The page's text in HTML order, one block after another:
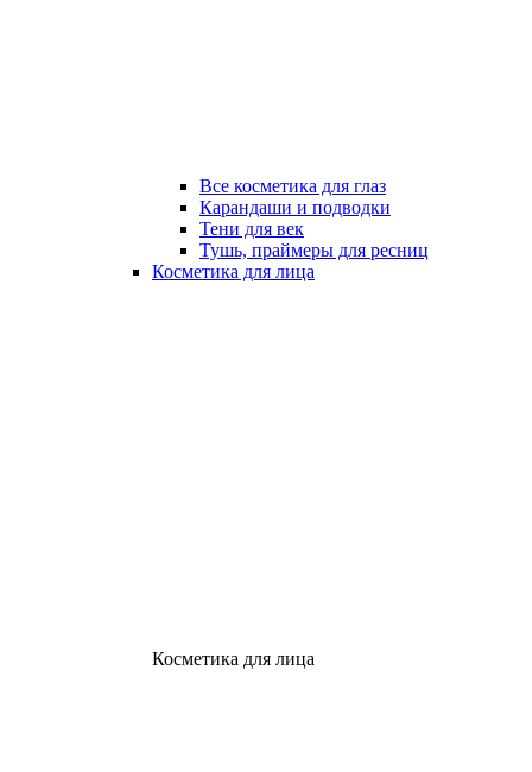
Все косметика для глаз
Карандаши и подводки
Тени для век
Тушь, праймеры для ресниц
Косметика для лица
Косметика для лица